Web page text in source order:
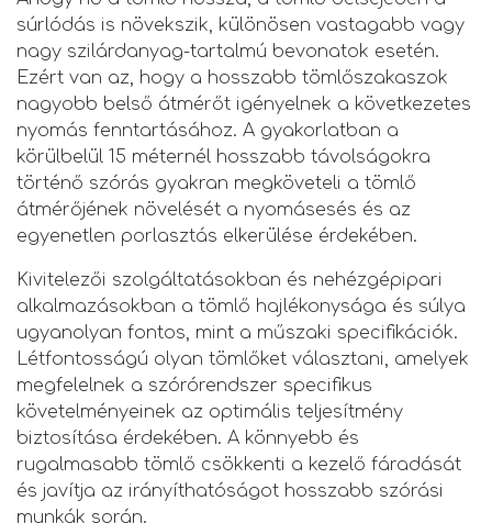
súrlódás is növekszik, különösen vastagabb vagy
nagy szilárdanyag-tartalmú bevonatok esetén.
Ezért van az, hogy a hosszabb tömlőszakaszok
nagyobb belső átmérőt igényelnek a következetes
nyomás fenntartásához. A gyakorlatban a
körülbelül 15 méternél hosszabb távolságokra
történő szórás gyakran megköveteli a tömlő
átmérőjének növelését a nyomásesés és az
egyenetlen porlasztás elkerülése érdekében.
Kivitelezői szolgáltatásokban és nehézgépipari
alkalmazásokban a tömlő hajlékonysága és súlya
ugyanolyan fontos, mint a műszaki specifikációk.
Létfontosságú olyan tömlőket választani, amelyek
megfelelnek a szórórendszer specifikus
követelményeinek az optimális teljesítmény
biztosítása érdekében. A könnyebb és
rugalmasabb tömlő csökkenti a kezelő fáradását
és javítja az irányíthatóságot hosszabb szórási
munkák során.